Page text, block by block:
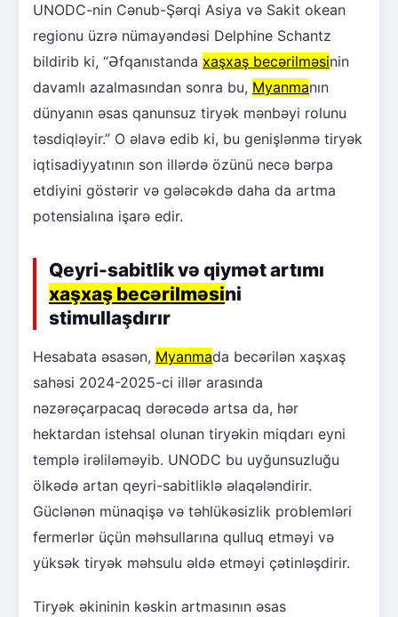
UNODC-nin Cənub-Şərqi Asiya və Sakit okean
regionu üzrə nümayəndəsi Delphine Schantz
bildirib ki, “Əfqanıstanda xaşxaş becərilməsinin
davamlı azalmasından sonra bu, Myanmanın
dünyanın əsas qanunsuz tiryək mənbəyi rolunu
təsdiqləyir.” O əlavə edib ki, bu genişlənmə tiryək
iqtisadiyyatının son illərdə özünü necə bərpa
etdiyini göstərir və gələcəkdə daha da artma
potensialına işarə edir.
Qeyri-sabitlik və qiymət artımı
xaşxaş becərilməsini
stimullaşdırır
Hesabata əsasən, Myanmada becərilən xaşxaş
sahəsi 2024-2025-ci illər arasında
nəzərəçarpacaq dərəcədə artsa da, hər
hektardan istehsal olunan tiryəkin miqdarı eyni
templə irəliləməyib. UNODC bu uyğunsuzluğu
ölkədə artan qeyri-sabitliklə əlaqələndirir.
Güclənən münaqişə və təhlükəsizlik problemləri
fermerlər üçün məhsullarına qulluq etməyi və
yüksək tiryək məhsulu əldə etməyi çətinləşdirir.
Tiryək əkininin kəskin artmasının əsas